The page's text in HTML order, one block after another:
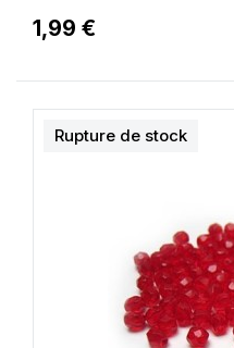
1,99 €
Rupture de stock